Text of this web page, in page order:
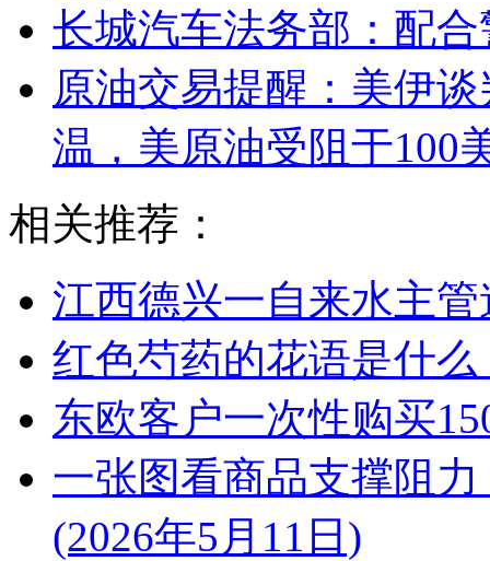
长城汽车法务部：配
原油交易提醒：美伊
温，美原油受阻于100
相关推荐：
江西德兴一自来水主
红色芍药的花语是什么
东欧客户一次性购买
一张图看商品支撑阻
(2026年5月11日)